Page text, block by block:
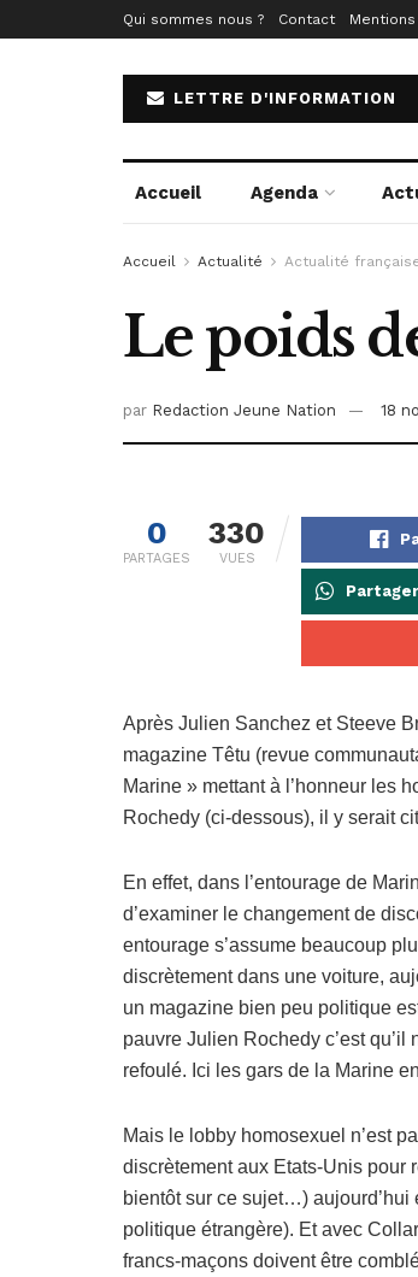
Qui sommes nous ? Contact
LETTRE D'INFORMATION
Accueil Agenda
Accueil Actualité Actualité
Le poids
par Redaction Jeune Nation 18
0
PARTAGES
330
VUES
Après Julien Sanchez et Steeve
magazine Têtu (revue
Marine » mettant à l’honneur les
Rochedy (ci-dessous), il y serait
En effet, dans l’entourage de
d’examiner le changement de
entourage s’assume beaucoup
discrètement dans une voiture,
un magazine bien peu politique
pauvre Julien Rochedy c’est
refoulé. Ici les gars de la Marine
Mais le lobby homosexuel n’est
discrètement aux Etats-Unis pour
bientôt sur ce sujet…)
politique étrangère). Et avec
francs-maçons doivent être